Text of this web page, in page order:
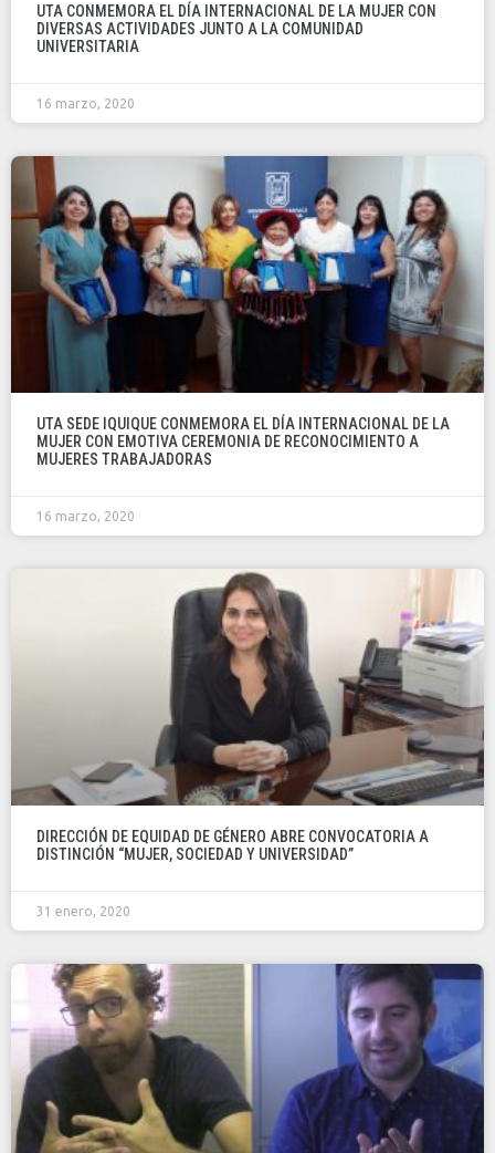
UTA CONMEMORA EL DÍA INTERNACIONAL DE LA MUJER CON
DIVERSAS ACTIVIDADES JUNTO A LA COMUNIDAD
UNIVERSITARIA
16 marzo, 2020
UTA SEDE IQUIQUE CONMEMORA EL DÍA INTERNACIONAL DE LA
MUJER CON EMOTIVA CEREMONIA DE RECONOCIMIENTO A
MUJERES TRABAJADORAS
16 marzo, 2020
DIRECCIÓN DE EQUIDAD DE GÉNERO ABRE CONVOCATORIA A
DISTINCIÓN “MUJER, SOCIEDAD Y UNIVERSIDAD”
31 enero, 2020